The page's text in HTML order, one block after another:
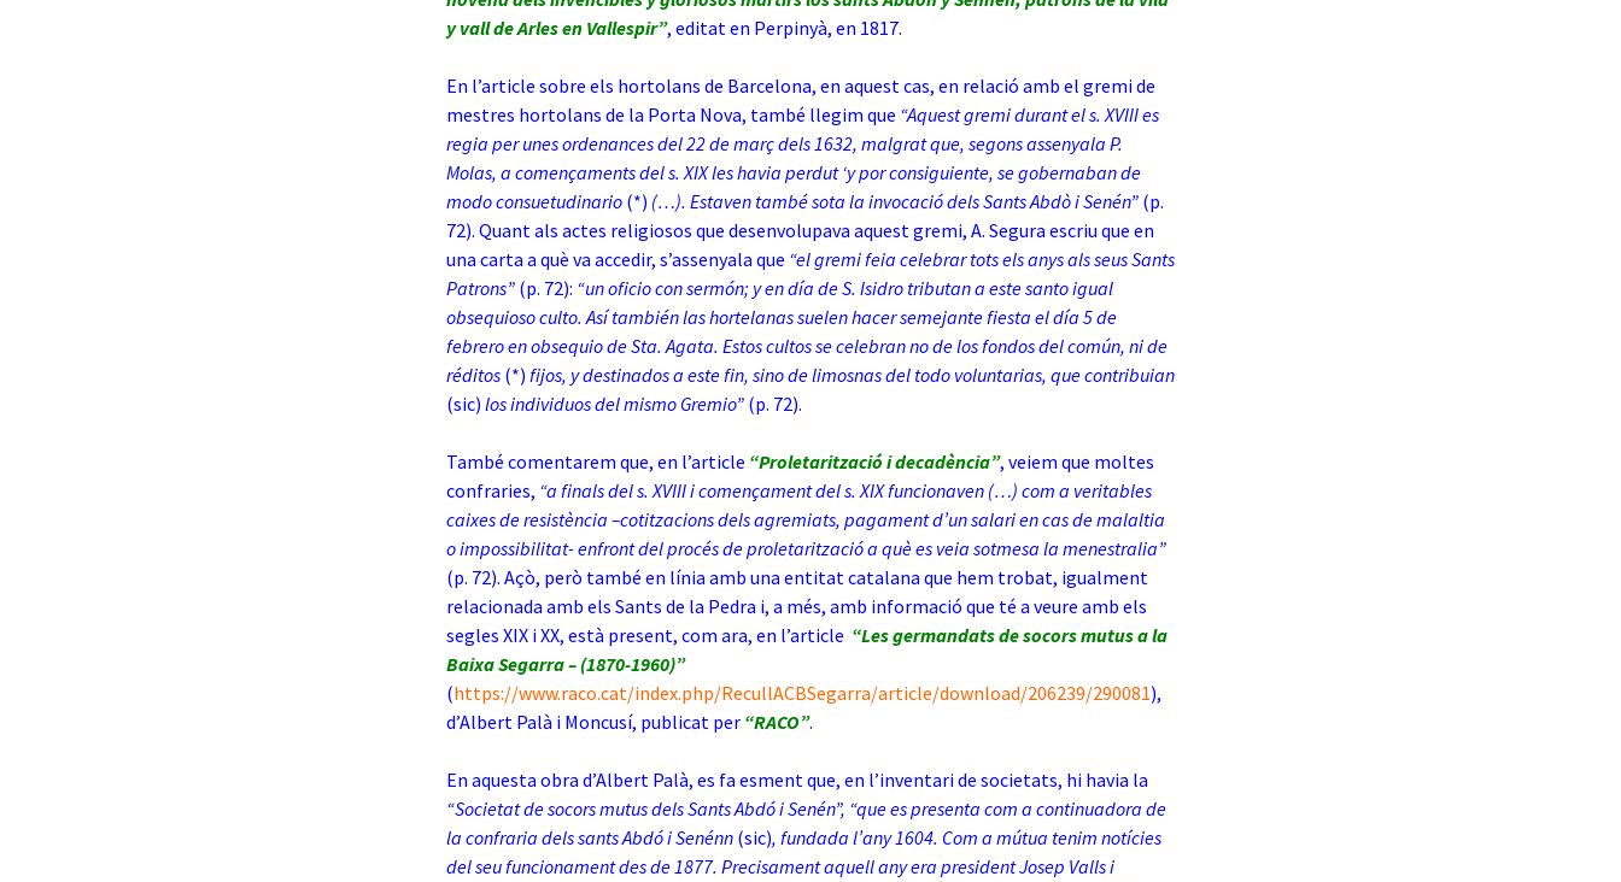
y vall de Arles en Vallespir”, editat en Perpinyà, en 1817.
En l’article sobre els hortolans de Barcelona, en aquest cas, en relació amb el gremi de
mestres hortolans de la Porta Nova, també llegim que “Aquest gremi durant el s. XVIII es
regia per unes ordenances del 22 de març dels 1632, malgrat que, segons assenyala P.
Molas, a començaments del s. XIX les havia perdut ‘y por consiguiente, se gobernaban de
modo consuetudinario (*) (…). Estaven també sota la invocació dels Sants Abdò i Senén” (p.
72). Quant als actes religiosos que desenvolupava aquest gremi, A. Segura escriu que en
una carta a què va accedir, s’assenyala que “el gremi feia celebrar tots els anys als seus Sants
Patrons” (p. 72): “un oficio con sermón; y en día de S. Isidro tributan a este santo igual
obsequioso culto. Así también las hortelanas suelen hacer semejante fiesta el día 5 de
febrero en obsequio de Sta. Agata. Estos cultos se celebran no de los fondos del común, ni de
réditos (*) fijos, y destinados a este fin, sino de limosnas del todo voluntarias, que contribuian
(sic) los individuos del mismo Gremio” (p. 72).
També comentarem que, en l’article “Proletarització i decadència”, veiem que moltes
confraries, “a finals del s. XVIII i començament del s. XIX funcionaven (…) com a veritables
caixes de resistència –cotitzacions dels agremiats, pagament d’un salari en cas de malaltia
o impossibilitat- enfront del procés de proletarització a què es veia sotmesa la menestralia”
(p. 72). Açò, però també en línia amb una entitat catalana que hem trobat, igualment
relacionada amb els Sants de la Pedra i, a més, amb informació que té a veure amb els
segles XIX i XX, està present, com ara, en l’article “Les germandats de socors mutus a la
Baixa Segarra – (1870-1960)”
(https://www.raco.cat/index.php/RecullACBSegarra/article/download/206239/290081),
d’Albert Palà i Moncusí, publicat per “RACO”.
En aquesta obra d’Albert Palà, es fa esment que, en l’inventari de societats, hi havia la
“Societat de socors mutus dels Sants Abdó i Senén”, “que es presenta com a continuadora de
la confraria dels sants Abdó i Senénn (sic), fundada l’any 1604. Com a mútua tenim notícies
del seu funcionament des de 1877. Precisament aquell any era president Josep Valls i